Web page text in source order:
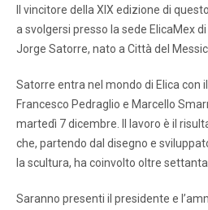
Il vincitore della XIX edizione di
a svolgersi presso la sede ElicaMex
Jorge Satorre, nato a Città del
Satorre entra nel mondo di Elica con
Francesco Pedraglio e Marcello
martedì 7 dicembre. Il lavoro è il
che, partendo dal disegno e
la scultura, ha coinvolto oltre
Saranno presenti il ​​presidente e